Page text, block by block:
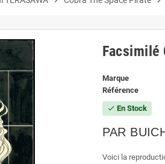
Facsimilé
Marque
Référence
check En Stock
PAR
Voici la